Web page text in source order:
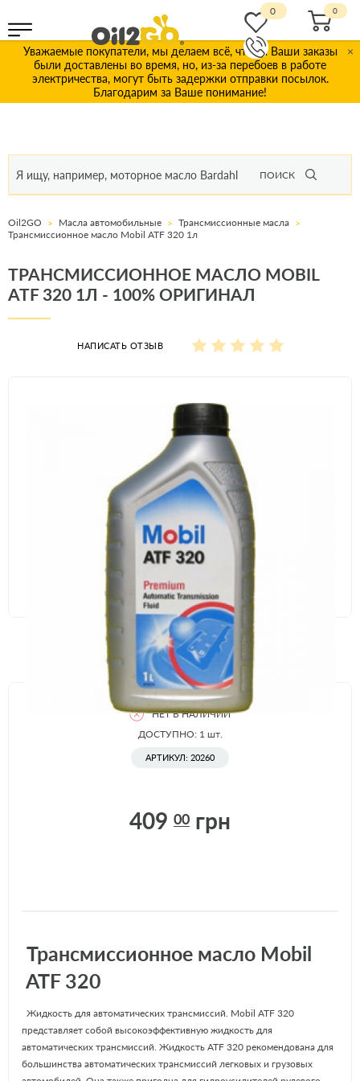
Уважаемые покупатели, мы делаем всё, чтобы Ваши заказы
были доставлены во время, но, из-за перебоев в работе
электричества, могут быть задержки отправки посылок.
Благодарим за Ваше понимание!
×
ПОИСК
0
Oil2GO Масла автомобильные
Трансмиссионные масла
Трансмиссионное масло Mobil ATF 320 1л
ТРАНСМИССИОННОЕ МАСЛО MOBIL
ATF 320 1Л - 100% ОРИГИНАЛ
НАПИСАТЬ ОТЗЫВ
НЕТ В НАЛИЧИИ
ДОСТУПНО: 1 шт.
АРТИКУЛ: 20260
409 00 грн
Трансмиссионное масло Mobil
ATF 320
Жидкость для автоматических трансмиссий. Mobil ATF 320
представляет собой высокоэффективную жидкость для
автоматических трансмиссий. Жидкость ATF 320 рекомендована для
большинства автоматических трансмиссий легковых и грузовых